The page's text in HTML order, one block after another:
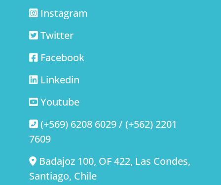
Instagram
Twitter
Facebook
Linkedin
Youtube
(+569) 6208 6029 / (+562) 2201
7609
Badajoz 100, OF 422, Las Condes,
Santiago, Chile